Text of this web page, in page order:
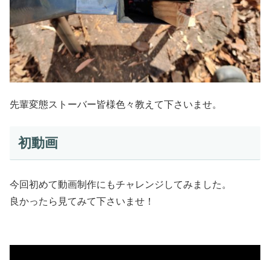
先輩変態ストーバー皆様色々教えて下さいませ。
初動画
今回初めて動画制作にもチャレンジしてみました。
良かったら見てみて下さいませ！